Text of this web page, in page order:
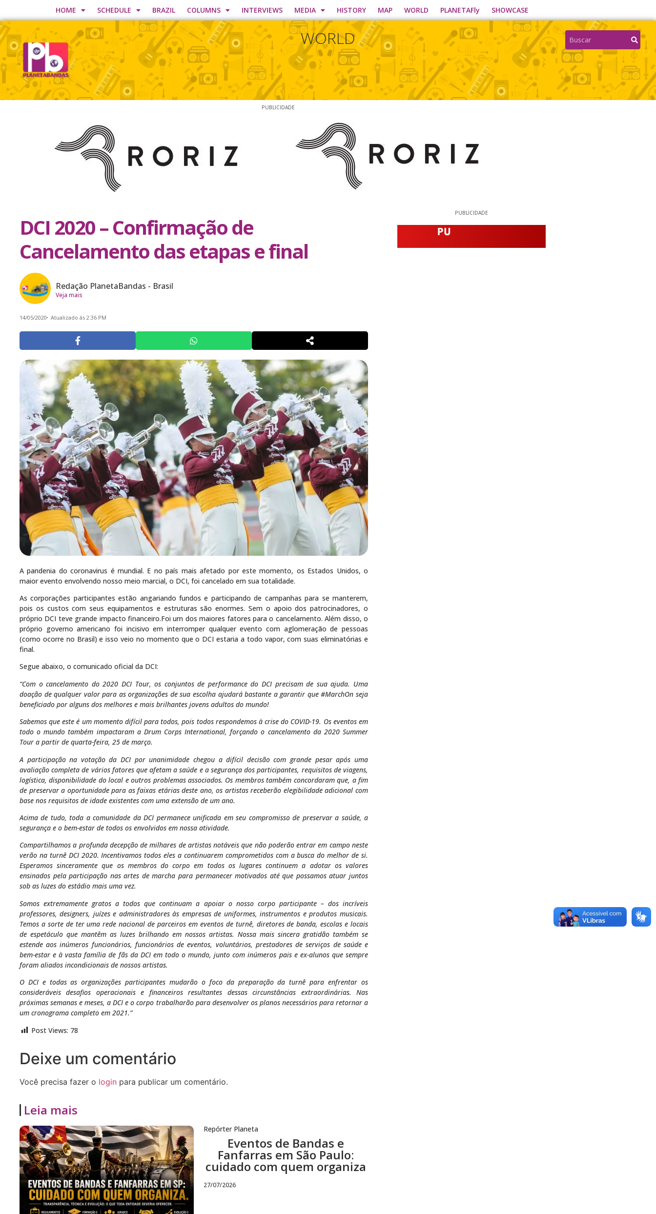
HOME SCHEDULE BRAZIL COLUMNS INTERVIEWS MEDIA HISTORY MAP WORLD PLANETAFly SHOWCASE
WORLD
PUBLICIDADE
DCI 2020 – Confirmação de
Cancelamento das etapas e final
Redação PlanetaBandas - Brasil
Veja mais
14/05/2020 Atualizado às 2:36 PM
A pandenia do coronavirus é mundial. E no país mais afetado por este momento, os Estados Unidos, o
maior evento envolvendo nosso meio marcial, o DCI, foi cancelado em sua totalidade.
As corporações participantes estão angariando fundos e participando de campanhas para se manterem,
pois os custos com seus equipamentos e estruturas são enormes. Sem o apoio dos patrocinadores, o
próprio DCI teve grande impacto financeiro.Foi um dos maiores fatores para o cancelamento. Além disso, o
próprio governo americano foi incisivo em interromper qualquer evento com aglomeração de pessoas
(como ocorre no Brasil) e isso veio no momento que o DCI estaria a todo vapor, com suas eliminatórias e
final.
Segue abaixo, o comunicado oficial da DCI:
“Com o cancelamento do 2020 DCI Tour, os conjuntos de performance do DCI precisam de sua ajuda. Uma
doação de qualquer valor para as organizações de sua escolha ajudará bastante a garantir que #MarchOn seja
beneficiado por alguns dos melhores e mais brilhantes jovens adultos do mundo!
Sabemos que este é um momento difícil para todos, pois todos respondemos à crise do COVID-19. Os eventos em
todo o mundo também impactaram a Drum Corps International, forçando o cancelamento da 2020 Summer
Tour a partir de quarta-feira, 25 de março.
A participação na votação da DCI por unanimidade chegou a difícil decisão com grande pesar após uma
avaliação completa de vários fatores que afetam a saúde e a segurança dos participantes, requisitos de viagens,
logística, disponibilidade do local e outros problemas associados. Os membros também concordaram que, a fim
de preservar a oportunidade para as faixas etárias deste ano, os artistas receberão elegibilidade adicional com
base nos requisitos de idade existentes com uma extensão de um ano.
Acima de tudo, toda a comunidade da DCI permanece unificada em seu compromisso de preservar a saúde, a
segurança e o bem-estar de todos os envolvidos em nossa atividade.
Compartilhamos a profunda decepção de milhares de artistas notáveis ​​que não poderão entrar em campo neste
verão na turnê DCI 2020. Incentivamos todos eles a continuarem comprometidos com a busca do melhor de si.
Esperamos sinceramente que os membros do corpo em todos os lugares continuem a adotar os valores
ensinados pela participação nas artes de marcha para permanecer motivados até que possamos atuar juntos
sob as luzes do estádio mais uma vez.
Somos extremamente gratos a todos que continuam a apoiar o nosso corpo participante – dos incríveis
professores, designers, juízes e administradores às empresas de uniformes, instrumentos e produtos musicais.
Temos a sorte de ter uma rede nacional de parceiros em eventos de turnê, diretores de banda, escolas e locais
de espetáculo que mantêm as luzes brilhando em nossos artistas. Nossa mais sincera gratidão também se
estende aos inúmeros funcionários, funcionários de eventos, voluntários, prestadores de serviços de saúde e
bem-estar e à vasta família de fãs da DCI em todo o mundo, junto com inúmeros pais e ex-alunos que sempre
foram aliados incondicionais de nossos artistas.
O DCI e todas as organizações participantes mudarão o foco da preparação da turnê para enfrentar os
consideráveis ​​desafios operacionais e financeiros resultantes dessas circunstâncias extraordinárias. Nas
próximas semanas e meses, a DCI e o corpo trabalharão para desenvolver os planos necessários para retornar a
um cronograma completo em 2021.”
Post Views: 78
Deixe um comentário
Você precisa fazer o login para publicar um comentário.
Leia mais
Repórter Planeta
Eventos de Bandas e
Fanfarras em São Paulo:
cuidado com quem organiza
27/07/2026
PUBLICIDADE